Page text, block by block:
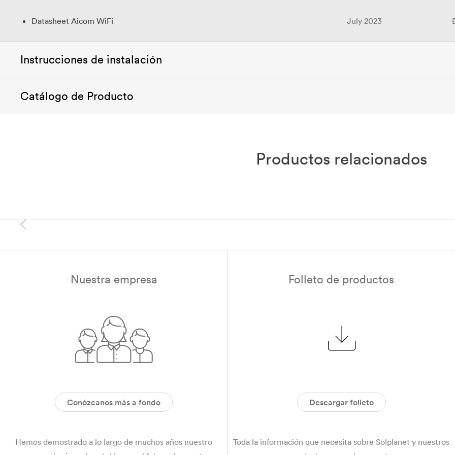
Datasheet Aicom WiFi July 2023
Instrucciones de instalación
Quick Installation Guide Wifi stick
Catálogo de Producto
Productos relacionados
Nuestra empresa
Conózcanos más a fondo
Hemos demostrado a lo largo de muchos años nuestro
Folleto de productos
Descargar folleto
Toda la información que necesita sobre Solplanet y nuestros